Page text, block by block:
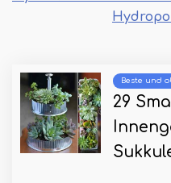
Beste und
29